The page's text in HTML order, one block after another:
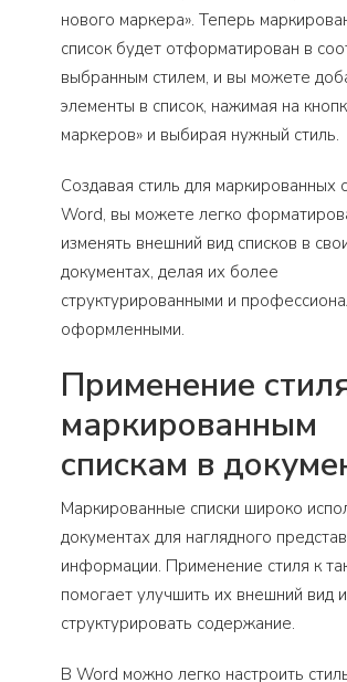
нового маркера». Теперь
список будет отформатирован в
выбранным стилем, и вы можете
элементы в список, нажимая на
маркеров» и выбирая нужный стиль.
Создавая стиль для маркированных
Word, вы можете легко
изменять внешний вид списков в
документах, делая их более
структурированными и
оформленными.
Применение
маркированным
спискам в
Маркированные списки широко
документах для наглядного
информации. Применение стиля к
помогает улучшить их внешний вид и
структурировать содержание.
В Word можно легко настроить